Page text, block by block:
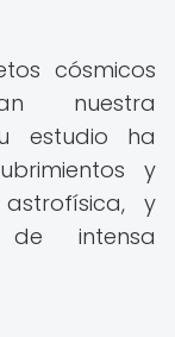
cósmicos
nuestra
estudio ha
y
y
intensa